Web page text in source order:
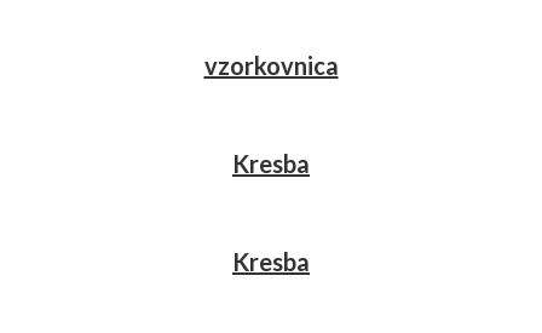
vzorkovnica
Kresba
Kresba